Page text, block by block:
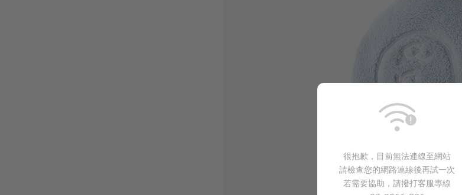
$290 $ 350
很抱歉，目前無法連線至網站
請檢查您的網路連線後再試一次
若需要協助，請撥打客服專線